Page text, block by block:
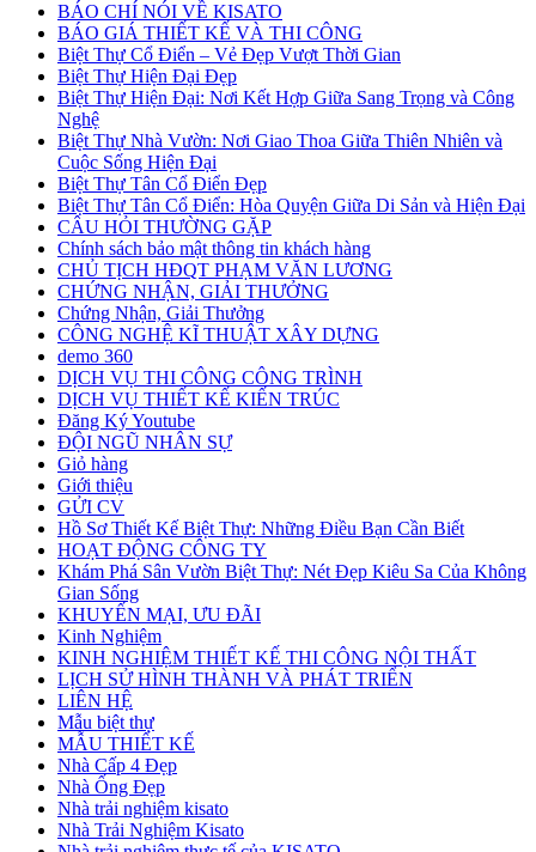
BÁO CHÍ NÓI VỀ KISATO
BÁO GIÁ THIẾT KẾ VÀ THI CÔNG
Biệt Thự Cổ Điển – Vẻ Đẹp Vượt Thời Gian
Biệt Thự Hiện Đại Đẹp
Biệt Thự Hiện Đại: Nơi Kết Hợp Giữa Sang Trọng và Công
Nghệ
Biệt Thự Nhà Vườn: Nơi Giao Thoa Giữa Thiên Nhiên và
Cuộc Sống Hiện Đại
Biệt Thự Tân Cổ Điển Đẹp
Biệt Thự Tân Cổ Điển: Hòa Quyện Giữa Di Sản và Hiện Đại
CÂU HỎI THƯỜNG GẶP
Chính sách bảo mật thông tin khách hàng
CHỦ TỊCH HĐQT PHẠM VĂN LƯƠNG
CHỨNG NHẬN, GIẢI THƯỞNG
Chứng Nhận, Giải Thưởng
CÔNG NGHỆ KĨ THUẬT XÂY DỰNG
demo 360
DỊCH VỤ THI CÔNG CÔNG TRÌNH
DỊCH VỤ THIẾT KẾ KIẾN TRÚC
Đăng Ký Youtube
ĐỘI NGŨ NHÂN SỰ
Giỏ hàng
Giới thiệu
GỬI CV
Hồ Sơ Thiết Kế Biệt Thự: Những Điều Bạn Cần Biết
HOẠT ĐỘNG CÔNG TY
Khám Phá Sân Vườn Biệt Thự: Nét Đẹp Kiêu Sa Của Không
Gian Sống
KHUYẾN MẠI, ƯU ĐÃI
Kinh Nghiệm
KINH NGHIỆM THIẾT KẾ THI CÔNG NỘI THẤT
LỊCH SỬ HÌNH THÀNH VÀ PHÁT TRIỂN
LIÊN HỆ
Mẫu biệt thự
MẪU THIẾT KẾ
Nhà Cấp 4 Đẹp
Nhà Ống Đẹp
Nhà trải nghiệm kisato
Nhà Trải Nghiệm Kisato